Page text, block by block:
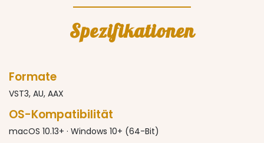
Spezifikationen
Formate
VST3, AU, AAX
OS-Kompatibilität
macOS 10.13+ · Windows 10+ (64-Bit)